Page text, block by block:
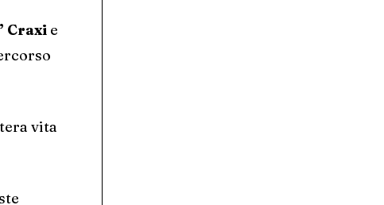
Craxi e
vita